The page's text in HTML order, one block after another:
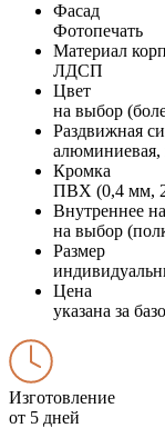
Фасад
Фотопечать
Материал
ЛДСП
Цвет
на выбор
Раздвижная
Кромка
ПВХ (0,4 мм,
Внутреннее
на выбор
Размер
Цена
указана за
Изготовление
от 5 дней